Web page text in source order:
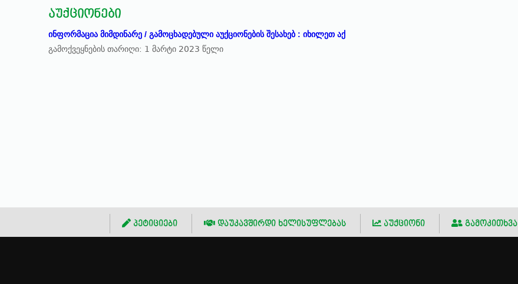
აუქციონები
ინფორმაცია მიმდინარე / გამოცხადებული აუქციონების შესახებ : იხილეთ აქ
გამოქვეყნების თარიღი: 1 მარტი 2023 წელი
პეტიციები დაუკავშირდი ხელისუფლებას აუქციონი გამოკითხვა